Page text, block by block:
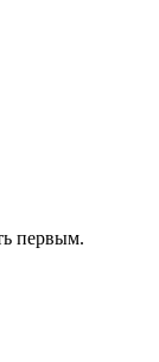
первым.